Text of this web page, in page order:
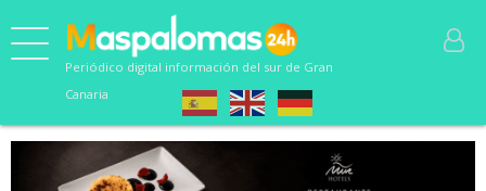
Periódico digital información del sur de Gran
Canaria